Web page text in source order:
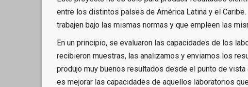
entre los distintos países de América Latina y el
trabajen bajo las mismas normas y que empleen las
En un principio, se evaluaron las capacidades de los
recibieron muestras, las analizamos y enviamos los
produjo muy buenos resultados desde el punto de
es mejorar las capacidades de aquellos laboratorios